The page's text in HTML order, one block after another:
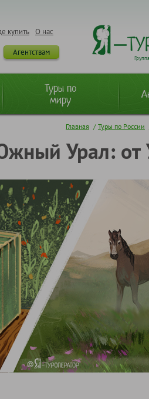
О нас
купить
Агентствам
Туры по
миру
Главная / Туры по России
Урал: от